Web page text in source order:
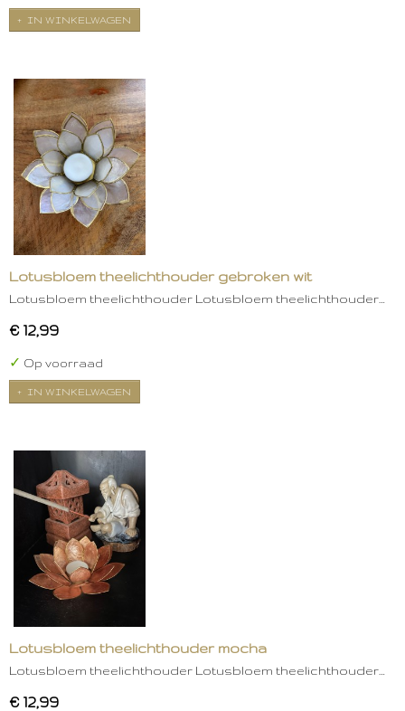
IN WINKELWAGEN
Lotusbloem theelichthouder gebroken wit
Lotusbloem theelichthouder Lotusbloem theelichthouder…
€ 12,99
✓ Op voorraad
IN WINKELWAGEN
Lotusbloem theelichthouder mocha
Lotusbloem theelichthouder Lotusbloem theelichthouder…
€ 12,99